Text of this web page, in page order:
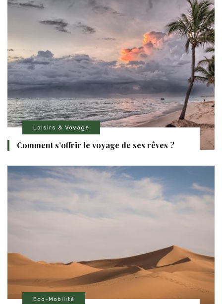
Loisirs & Voyage
Comment s’offrir le voyage de ses rêves ?
Eco-Mobilité